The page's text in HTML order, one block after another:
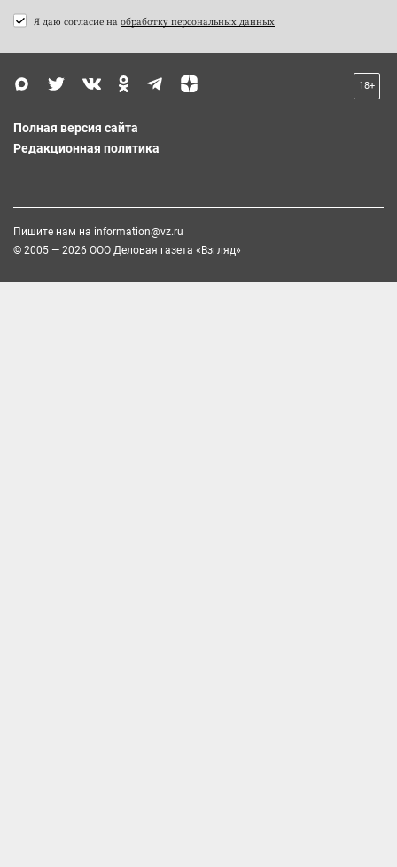
Я даю согласие на обработку персональных данных
18+
Полная версия сайта
Редакционная политика
Пишите нам на information@vz.ru
© 2005 — 2026 ООО Деловая газета «Взгляд»